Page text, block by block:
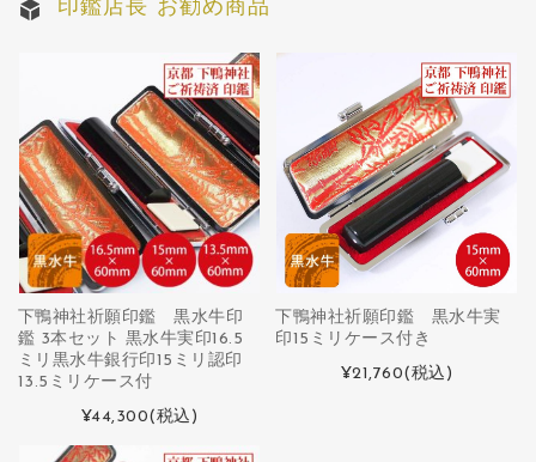
印鑑店長 お勧め商品
下鴨神社祈願印鑑 黒水牛印
鑑 3本セット 黒水牛実印16.5
ミリ黒水牛銀行印15ミリ認印
13.5ミリケース付
¥44,300(税込)
下鴨神社祈願印鑑 黒水牛実
印15ミリケース付き
¥21,760(税込)